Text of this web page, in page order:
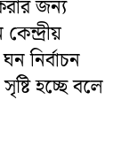
জন্য
নির্বাচন
হচ্ছে বলে